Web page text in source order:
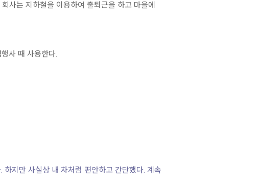
사는 지하철을 이용하여 출퇴근을 하고 마을에
사 때 사용한다.
지만 사실상 내 차처럼 편안하고 간단했다. 계속